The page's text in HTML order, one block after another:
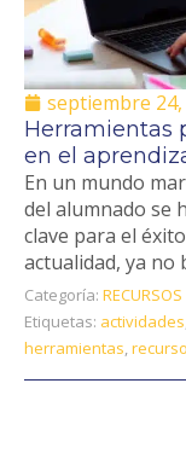
septiembre 24,
Herramientas
en el
En un mundo
del alumnado se
clave para el
actualidad, ya no
Categoría: RECURSOS
Etiquetas: actividades
herramientas,